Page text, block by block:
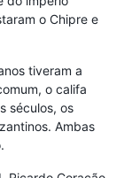
o Chipre e
tiveram a
o califa
séculos, os
Ambas